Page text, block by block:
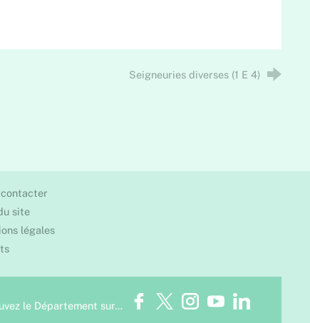
Seigneuries diverses (1 E 4)
contacter
site
légales
le Département sur…
Facebook
TwitterInstagram
Youtube